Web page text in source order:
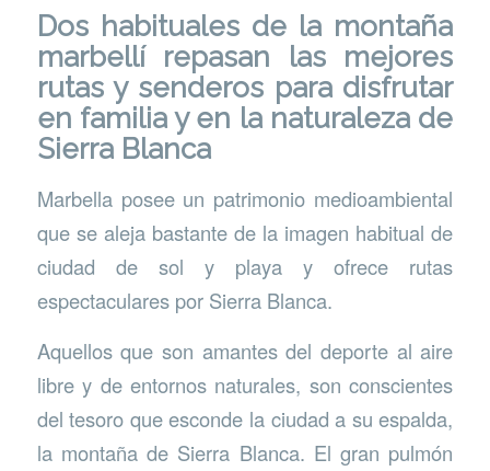
Dos habituales de la montaña
marbellí repasan las mejores
rutas y senderos para disfrutar
en familia y en la naturaleza de
Sierra Blanca
Marbella posee un patrimonio medioambiental
que se aleja bastante de la imagen habitual de
ciudad de sol y playa y ofrece rutas
espectaculares por Sierra Blanca.
Aquellos que son amantes del deporte al aire
libre y de entornos naturales, son conscientes
del tesoro que esconde la ciudad a su espalda,
la montaña de Sierra Blanca. El gran pulmón